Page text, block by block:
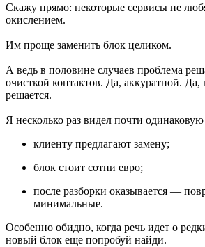
Скажу прямо: некоторые сервисы не
окислением.
Им проще заменить блок целиком.
А ведь в половине случаев проблема
очисткой контактов. Да, аккуратной. Да,
решается.
Я несколько раз видел почти
клиенту предлагают замену;
блок стоит сотни евро;
после разборки оказывается —
минимальные.
Особенно обидно, когда речь идет о
новый блок еще попробуй найди.